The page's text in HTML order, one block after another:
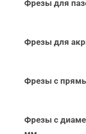
Фрезы для
Фрезы для
Фрезы с
Фрезы с